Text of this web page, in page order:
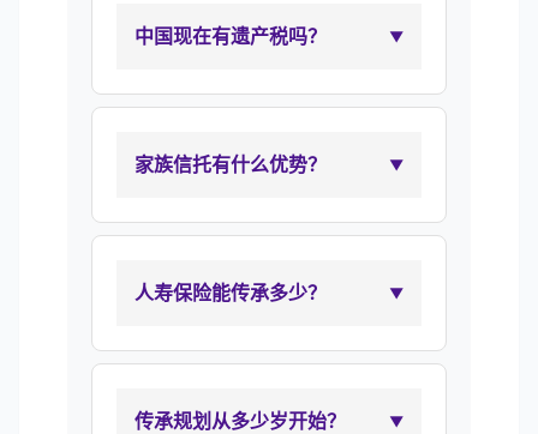
中国现在有遗产税吗？
家族信托有什么优势？
人寿保险能传承多少？
传承规划从多少岁开始？